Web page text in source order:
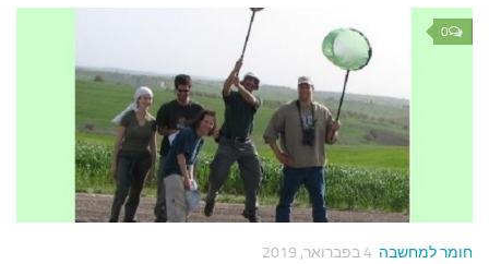
0
חומר למחשבה 4 בפברואר, 2019